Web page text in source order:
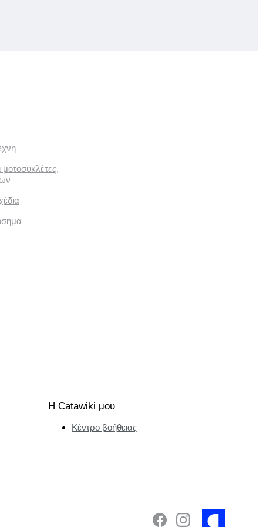
μοτοσυκλέτες,
Η Catawiki μου
Κέντρο βοήθειας